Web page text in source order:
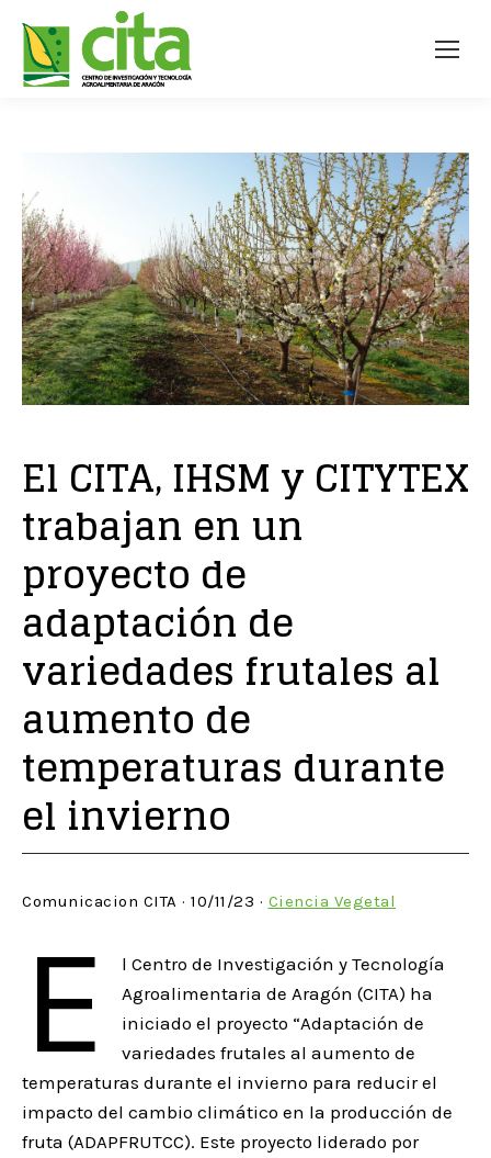
El CITA, IHSM y CITYTEX
trabajan en un
proyecto de
adaptación de
variedades frutales al
aumento de
temperaturas durante
el invierno
Comunicacion CITA · 10/11/23 · Ciencia Vegetal
E
l Centro de Investigación y Tecnología
Agroalimentaria de Aragón (CITA) ha
iniciado el proyecto “Adaptación de
variedades frutales al aumento de
temperaturas durante el invierno para reducir el
impacto del cambio climático en la producción de
fruta (ADAPFRUTCC). Este proyecto liderado por